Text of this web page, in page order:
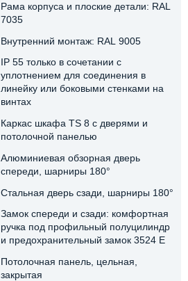
Рама корпуса и плоские детали: RAL
7035
Внутренний монтаж: RAL 9005
IP 55 только в сочетании с
уплотнением для соединения в
линейку или боковыми стенками на
винтах
Каркас шкафа TS 8 с дверями и
потолочной панелью
Алюминиевая обзорная дверь
спереди, шарниры 180°
Стальная дверь сзади, шарниры 180°
Замок спереди и сзади: комфортная
ручка под профильный полуцилиндр
и предохранительный замок 3524 E
Потолочная панель, цельная,
закрытая